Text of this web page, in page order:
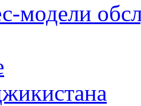
модели